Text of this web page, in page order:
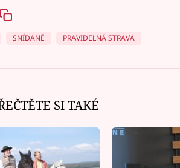
SNÍDANĚ PRAVIDELNÁ STRAVA
SI TAKÉ